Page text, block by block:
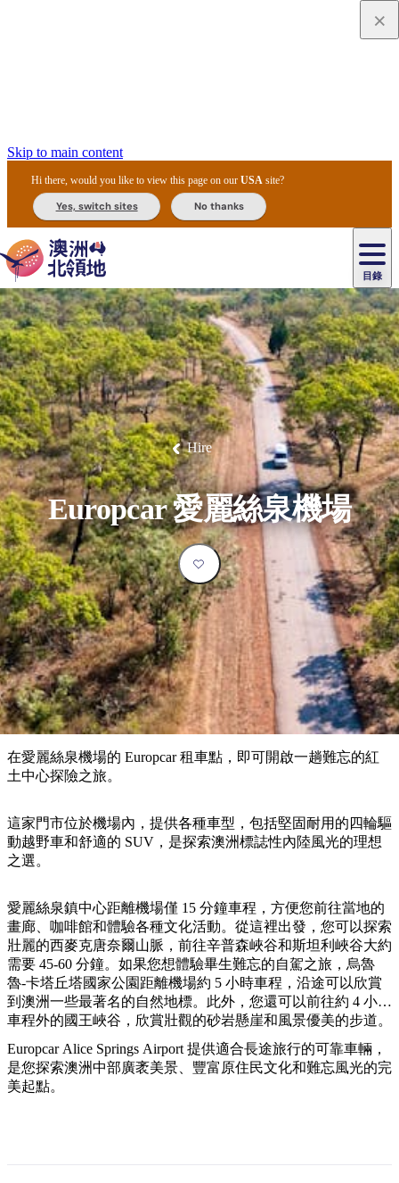
Skip to main content
Hi there, would you like to view this page on ourUSA site?
Yes, switch sites No thanks
目錄
主
目
錄
必
訪
景
點
最
受
歡
迎
目
的
地
內
陸
和
戶
外
按
探
索
達
爾
文
愛
麗
斯
泉
烏
魯
魯
卡
卡
杜
國
家
公
園
李
治
菲
特
國
家
公
園
瓦
塔
卡
國
家
公
園
提
維
群
島
東
阿
納
姆
地
馬
塔
蘭
卡
溫
泉
池
尼
特
米
魯
克
國
家
公
園
卡
魯
卡
魯
/
魔
鬼
大
理
石
保
護
區
馬
古
克
瀑
布
茨
奧
里
查
/
西
麥
克
唐
納
國
家
公
園
必
玩
活
動
體
驗
旅
客
類
型
推
薦
榜
單
住
民
文
化
體
驗
美
食
攻
略
節
慶
與
活
動
戶
外
和
探
險
自
然
和
野
生
動
植
物
歷
史
與
文
物
釣
魚
豪
華
旅
游
露
營
和
豪
華
野
營
自
駕
遊
劃
您
旅
行
規
劃
和
預
訂
實
用
資
訊
劃
工
住
宿
導
覽
團
租
車
和
交
通
工
具
搜
尋:
Hire
Europcar 愛麗絲泉機場
在愛麗絲泉機場的 Europcar 租車點，即可開啟一趟難忘的紅
土中心探險之旅。
這家門市位於機場內，提供各種車型，包括堅固耐用的四輪驅
動越野車和舒適的 SUV，是探索澳洲標誌性內陸風光的理想
之選。
愛麗絲泉鎮中心距離機場僅 15 分鐘車程，方便您前往當地的
畫廊、咖啡館和體驗各種文化活動。從這裡出發，您可以探索
壯麗的西麥克唐奈爾山脈，前往辛普森峽谷和斯坦利峽谷大約
需要 45-60 分鐘。如果您想體驗畢生難忘的自駕之旅，烏魯
魯-卡塔丘塔國家公園距離機場約 5 小時車程，沿途可以欣賞
到澳洲一些最著名的自然地標。此外，您還可以前往約 4 小時
車程外的國王峽谷，欣賞壯觀的砂岩懸崖和風景優美的步道。
Europcar Alice Springs Airport 提供適合長途旅行的可靠車輛，
是您探索澳洲中部廣袤美景、豐富原住民文化和難忘風光的完
美起點。